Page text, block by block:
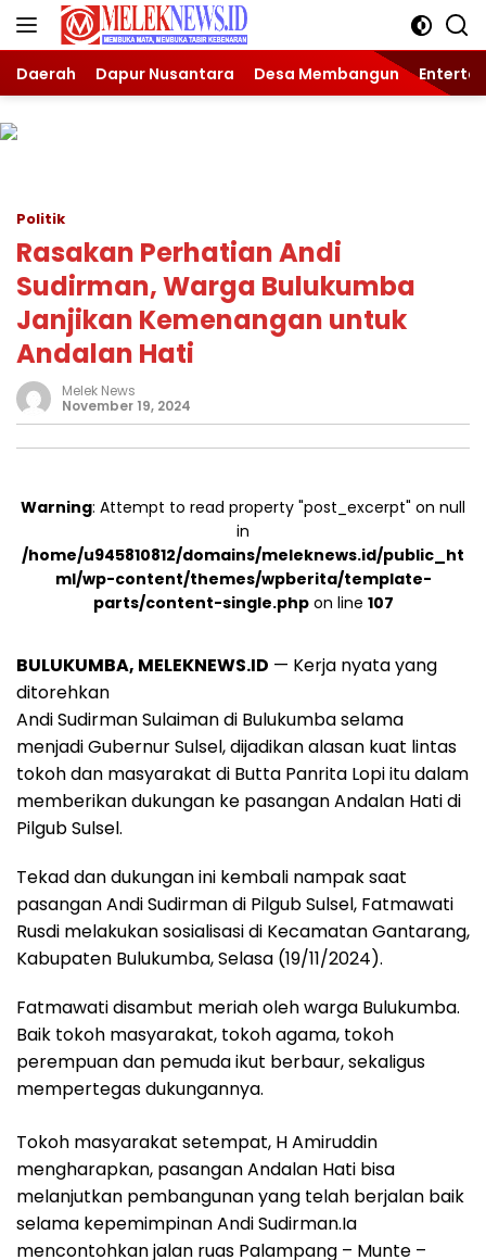
Langsung
Daerah Dapur Nusantara Desa Membangun
Politik
Rasakan Perhatian Andi
Sudirman, Warga Bulukumba
Janjikan Kemenangan untuk
Andalan Hati
Melek News
November 19, 2024
Warning: Attempt to read property "post_excerpt" on null
in
/home/u945810812/domains/meleknews.id/public_ht
ml/wp-content/themes/wpberita/template-
parts/content-single.phpon line 107
BULUKUMBA, MELEKNEWS.ID — Kerja nyata yang
ditorehkan
Andi Sudirman Sulaiman di Bulukumba selama
menjadi Gubernur Sulsel, dijadikan alasan kuat lintas
tokoh dan masyarakat di Butta Panrita Lopi itu dalam
memberikan dukungan ke pasangan Andalan Hati di
Pilgub Sulsel.
Tekad dan dukungan ini kembali nampak saat
pasangan Andi Sudirman di Pilgub Sulsel, Fatmawati
Rusdi melakukan sosialisasi di Kecamatan Gantarang,
Kabupaten Bulukumba, Selasa (19/11/2024).
Fatmawati disambut meriah oleh warga Bulukumba.
Baik tokoh masyarakat, tokoh agama, tokoh
perempuan dan pemuda ikut berbaur, sekaligus
mempertegas dukungannya.
Tokoh masyarakat setempat, H Amiruddin
mengharapkan, pasangan Andalan Hati bisa
melanjutkan pembangunan yang telah berjalan baik
selama kepemimpinan Andi Sudirman.Ia
mencontohkan jalan ruas Palampang – Munte –